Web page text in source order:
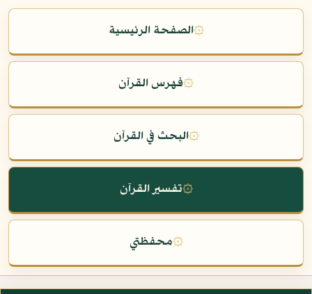
۞الصفحة الرئيسية
۞فهرس القرآن
۞البحث في القرآن
۞تفسير القرآن
۞محفظتي